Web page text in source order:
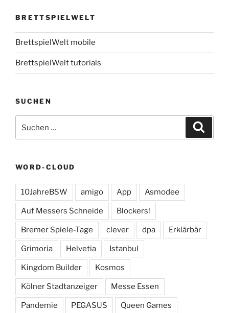
BRETTSPIELWELT
BrettspielWelt mobile
BrettspielWelt tutorials
SUCHEN
nach:
WORD-CLOUD
10JahreBSW amigo App Asmodee
Auf Messers Schneide Blockers!
Bremer Spiele-Tage clever dpa Erklärbär
Grimoria Helvetia Istanbul
Kingdom Builder Kosmos
Kölner Stadtanzeiger Messe Essen
Pandemie PEGASUS Queen Games